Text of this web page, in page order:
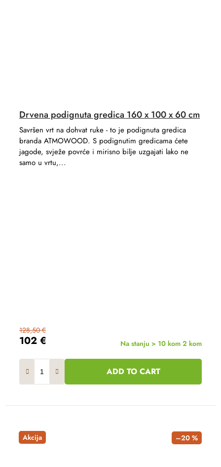
Drvena podignuta gredica 160 x 100 x 60 cm
102 €
128,50 €
Na stanju > 10 kom 2 kom
ADD TO CART
Savršen vrt na dohvat ruke - to je podignuta gredica
branda ATMOWOOD. S podignutim gredicama ćete
jagode, svježe povrće i mirisno bilje uzgajati lako ne
samo u vrtu,...
Akcija –20 %